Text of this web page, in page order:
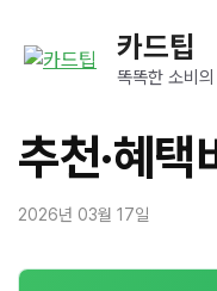
카드팁
똑똑한 소비
추천·혜택
2026년 03월 17일